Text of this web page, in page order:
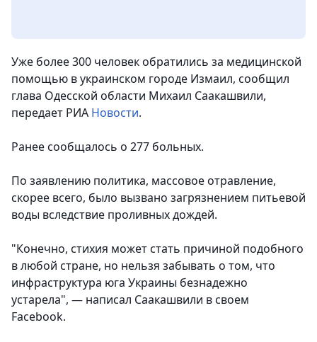
Уже более 300 человек обратились за медицинской
помощью в украинском городе Измаил, сообщил
глава Одесской области Михаил Саакашвили,
передает РИА Новости.
Ранее сообщалось о 277 больных.
По заявлению политика, массовое отравление,
скорее всего, было вызвано загрязнением питьевой
воды вследствие проливных дождей.
"Конечно, стихия может стать причиной подобного
в любой стране, но нельзя забывать о том, что
инфраструктура юга Украины безнадежно
устарела", — написал Саакашвили в своем
Facebook.